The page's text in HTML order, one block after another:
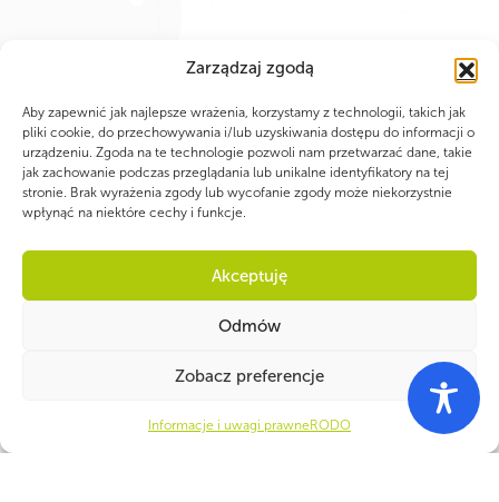
Zarządzaj zgodą
Aby zapewnić jak najlepsze wrażenia, korzystamy z technologii, takich jak
pliki cookie, do przechowywania i/lub uzyskiwania dostępu do informacji o
urządzeniu. Zgoda na te technologie pozwoli nam przetwarzać dane, takie
jak zachowanie podczas przeglądania lub unikalne identyfikatory na tej
stronie. Brak wyrażenia zgody lub wycofanie zgody może niekorzystnie
wpłynąć na niektóre cechy i funkcje.
Akceptuję
Odmów
Zobacz preferencje
Informacje i uwagi prawne RODO